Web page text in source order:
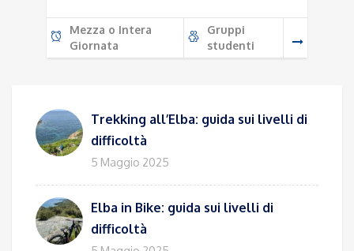
Mezza o Intera
Giornata
Gruppi
studenti
Trekking all’Elba: guida sui livelli di
difficoltà
5 Maggio 2025
Elba in Bike: guida sui livelli di
difficoltà